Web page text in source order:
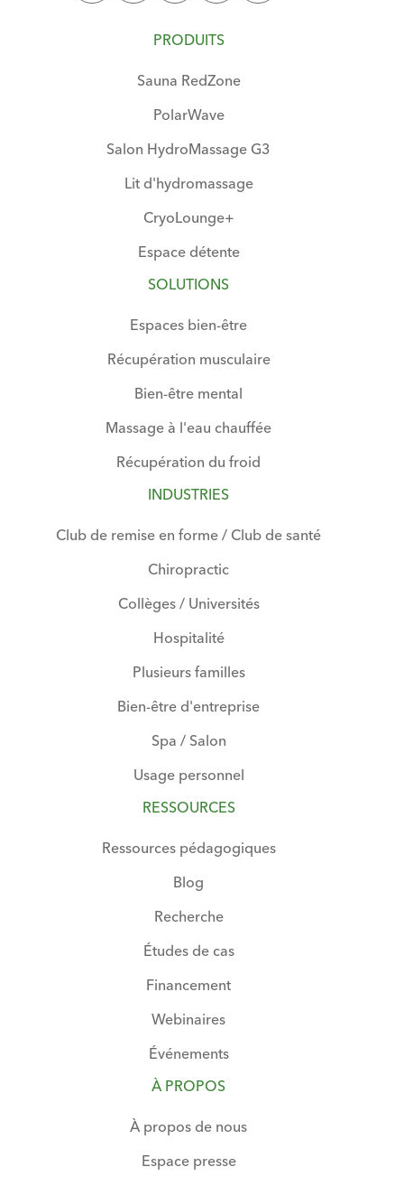
PRODUITS
Sauna RedZone
PolarWave
Salon HydroMassage G3
Lit d'hydromassage
CryoLounge+
Espace détente
SOLUTIONS
Espaces bien-être
Récupération musculaire
Bien-être mental
Massage à l'eau chauffée
Récupération du froid
INDUSTRIES
Club de remise en forme / Club de santé
Chiropractic
Collèges / Universités
Hospitalité
Plusieurs familles
Bien-être d'entreprise
Spa / Salon
Usage personnel
RESSOURCES
Ressources pédagogiques
Blog
Recherche
Études de cas
Financement
Webinaires
Événements
À PROPOS
À propos de nous
Espace presse